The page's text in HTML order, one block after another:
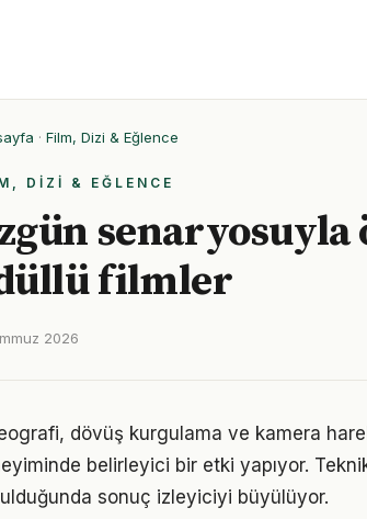
· Film, Dizi & Eğlence
DIZI & EĞLENCE
senaryosuyla
filmler
2026
dövüş kurgulama ve kamera
belirleyici bir etki yapıyor.
sonuç izleyiciyi büyülüyor.